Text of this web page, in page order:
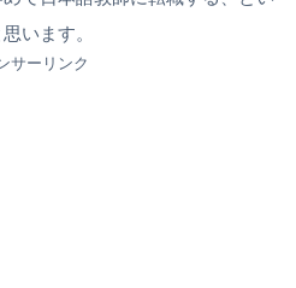
います。
サーリンク